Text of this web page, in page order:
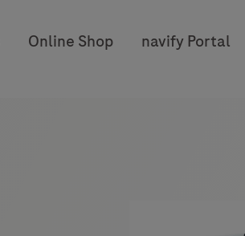
Online Shop navify Portal